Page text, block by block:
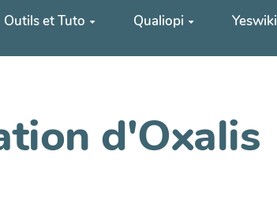
Outils et Tuto Qualiopi Yeswiki
d'Oxalis